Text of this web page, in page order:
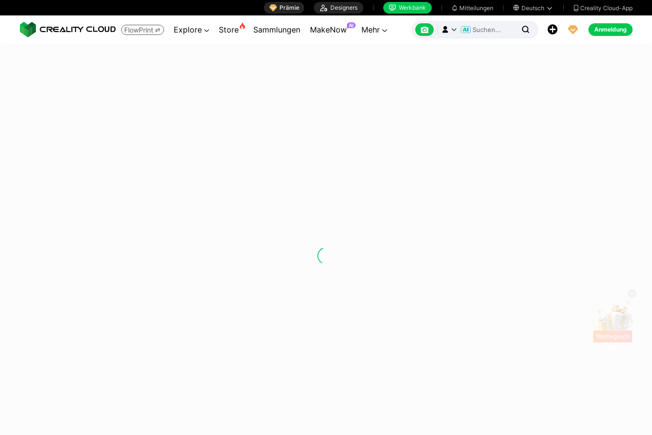
 Prämie  Designers  Werkbank  Mitteilungen  Deutsch   Creality Cloud-App
FlowPrint  Explore  Store Sammlungen MakeNow AI Mehr        Anmeldung
Werbegesch